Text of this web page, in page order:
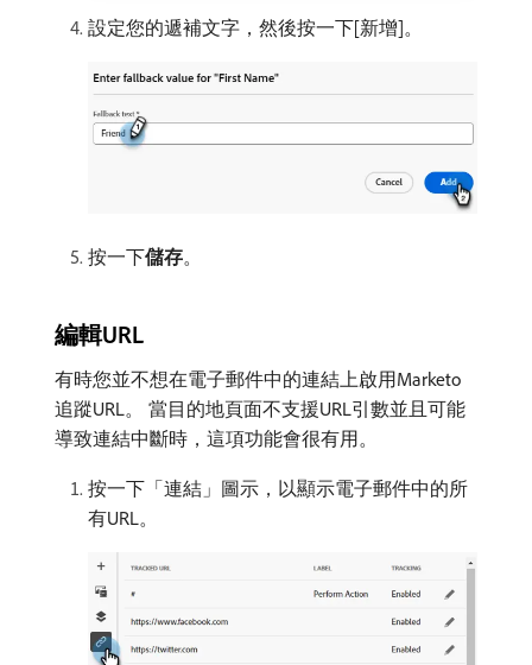
設定您的遞補文字，然後按一下[新增]。
按一下​儲存。
編輯URL
有時您並不想在電子郵件中的連結上啟用Marketo
追蹤URL。 當目的地頁面不支援URL引數並且可能
導致連結中斷時，這項功能會很有用。
按一下「連結」圖示，以顯示電子郵件中的所
有URL。